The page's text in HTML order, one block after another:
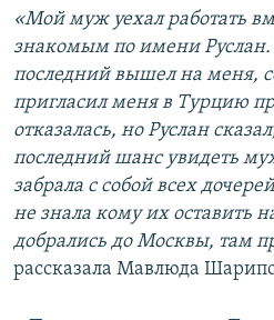
«Мой муж уехал работать
знакомым по имени Руслан.
последний вышел на меня,
пригласил меня в Турцию
отказалась, но Руслан
последний шанс увидеть
забрала с собой всех
не знала кому их оставить
добрались до Москвы, там
рассказала Мавлюда